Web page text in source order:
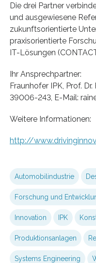
Die drei Partner
und ausgewiesene
zukunftsorientierte
praxisorientierte
IT-Lösungen
Ihr Ansprechpartner:
Fraunhofer IPK, Prof.
39006-243, E-Mail:
Weitere Informationen:
http://
Automobilindustrie
Forschung und
Innovation IPK
Produktionsanlagen
Systems Engineering